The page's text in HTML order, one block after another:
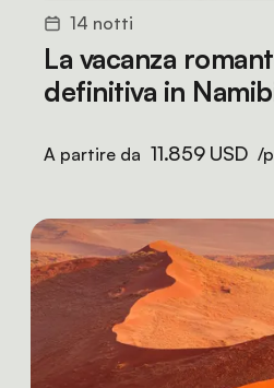
14 notti
La vacanza
definitiva in
A partire da 11.859 USD /